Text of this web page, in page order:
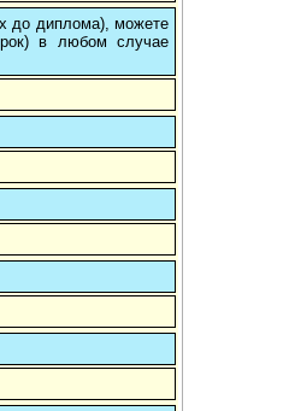
до диплома), можете
в любом случае